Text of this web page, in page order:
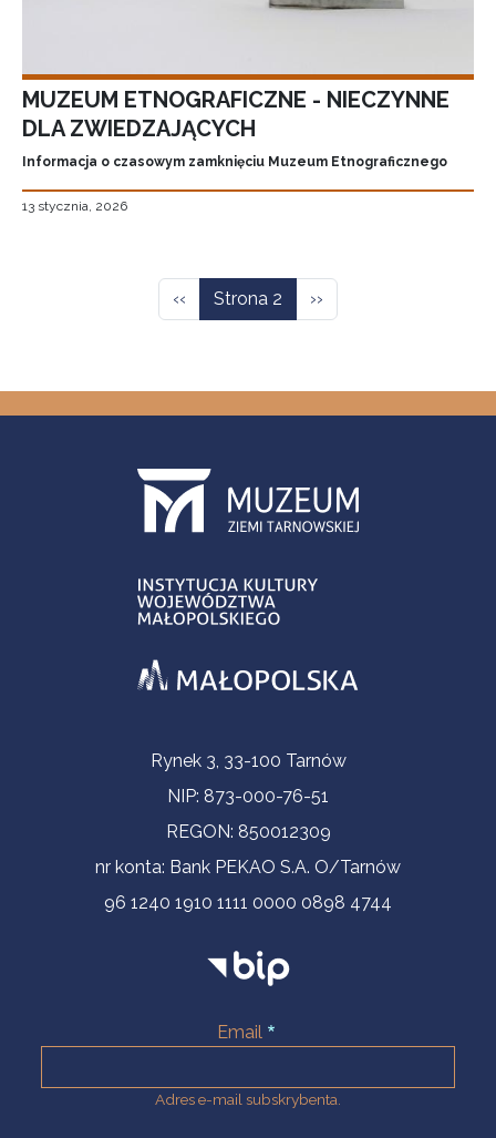
MUZEUM ETNOGRAFICZNE - NIECZYNNE
DLA ZWIEDZAJĄCYCH
Informacja o czasowym zamknięciu Muzeum Etnograficznego
13 stycznia, 2026
Poprzednia strona
‹‹ Strona 2 Następna strona
››
Informacje kontaktoweRynek 3, 33-100 Tarnów
NIP: 873-000-76-51
REGON: 850012309
nr konta: Bank PEKAO S.A. O/Tarnów
96 1240 1910 1111 0000 0898 4744
Email
Adres e-mail subskrybenta.